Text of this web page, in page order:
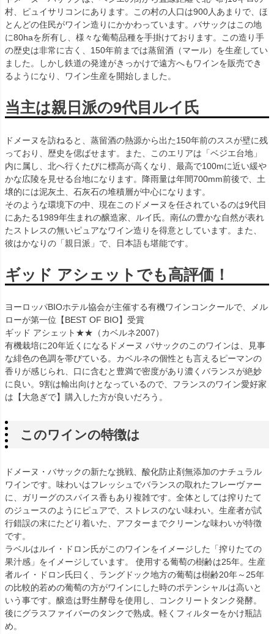
村、ピュイサリコンにあります。この村の人口は900人あまりで、ほ
とんどの住民がワイン造りにかかわっています。バサックはこの地
に80haを所有し、様々な葡萄品種を手掛けております。この造り手
の歴史は非常に古く、150年前までは蒸留酒（マール）を生産してい
ました。しかし鉄道の発達がきっかけで遠方へもワインを販売でき
るようになり、ワイン生産を開始しました。
当主は親日派の9代目ルイ氏
ドメーヌを訪ねると、蒸留酒の熱源から出た150年前のススが壁に残
っており、歴史を偲ばせます。また、このエリアは「ベジエ台地」
内に属し、北へ行くたびに標高が高くなり、最高で100mに近い緩や
かな広陵を見せる台地になります。降雨量は年間700mm前後で、土
壌的には泥灰土、石灰石の堆積層が中心になります。
そのような環境下の中、現在このドメーヌを任されているのは9代目
にあたる1989年生まれの醸造家、ルイ氏。南仏の豊かな自然が表れ
たストレスの無いピュアなワイン造りを得意としています。また、
彼はかなりの「親日派」で、日本語も堪能です。
ギッド アシェットでも高評価！
ヨーロッパBIOホテル協会が主催する有機ワインコンクールで、メル
ローが第一位【BEST OF BIO】受賞
ギッド アシェット★★（カベルネ2007）
有機栽培に20年近くになるドメーヌ バサックのこのワインは、見事
な緋色の色調を帯びている。カベルネの個性とも言えるピーマンの
香りが感じられ、口に含むと豊満で密度があり濃くバランスが絶妙
に良い。9割は輸出向けとなっているので、フランスのワイン愛好家
は【大急ぎで】購入した方が良いだろう。
このワインの特徴は
ドメーヌ・バサックの新たな挑戦、酸化防止剤無添加のナチュラル
ワインです。味わいはフレッシュでバランスの取れたフレーヴァー
に、ガリーグのスパイス香もあり複雑です。全体としては搾りたて
のジュースのようにピュアで、ストレスのない味わい。生産者が試
行錯誤の末にたどり着いた、アフターまでクリーンな味わいが特徴
です。
ラベルはルイ・ドロン氏がこのワインをイメージした「搾りたての
果汁感」をイメージしています。 使用する葡萄の樹齢は25年。生産
者ルイ・ドロン氏曰く、ラングドック地方の葡萄は樹齢20年～25年
の比較的若めの葡萄の方がワインにした時のポテンシャルは高いと
いう事です。醸造は野生酵母を使用し、コンクリートタンク発酵。
後にグラスファイバーのタンクで熟成。軽くフィルターをかけ瓶詰
め。